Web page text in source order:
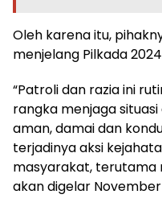
Oleh karena itu,
menjelang Pilkada
“Patroli dan razia ini
rangka menjaga
aman, damai dan
terjadinya aksi
masyarakat, terutama
akan digelar